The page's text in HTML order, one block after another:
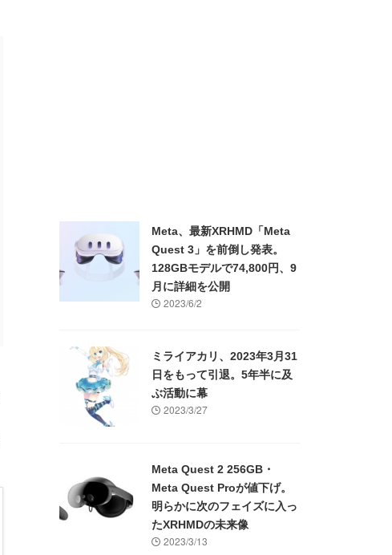
Meta、最新XRHMD「Meta
Quest 3」を前倒し発表。
128GBモデルで74,800円、9
月に詳細を公開
2023/6/2
ミライアカリ、2023年3月31
日をもって引退。5年半に及
ぶ活動に幕
2023/3/27
Meta Quest 2 256GB・
Meta Quest Proが値下げ。
明らかに次のフェイズに入っ
たXRHMDの未来像
2023/3/13